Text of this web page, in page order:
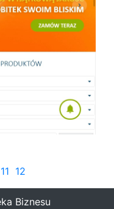
11 12
Biznesu